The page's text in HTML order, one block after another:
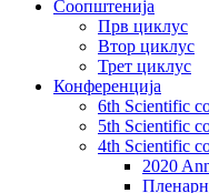
Соопштенија
Прв циклус
Втор циклус
Трет циклус
Конференција
6th Scientific
5th Scientific
4th Scientific
2020